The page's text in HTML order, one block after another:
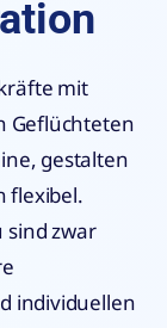
mit
Geflüchteten
gestalten
flexibel.
sind zwar
individuellen